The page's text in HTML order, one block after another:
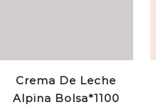
Crema De Leche
Alpina Bolsa*1100